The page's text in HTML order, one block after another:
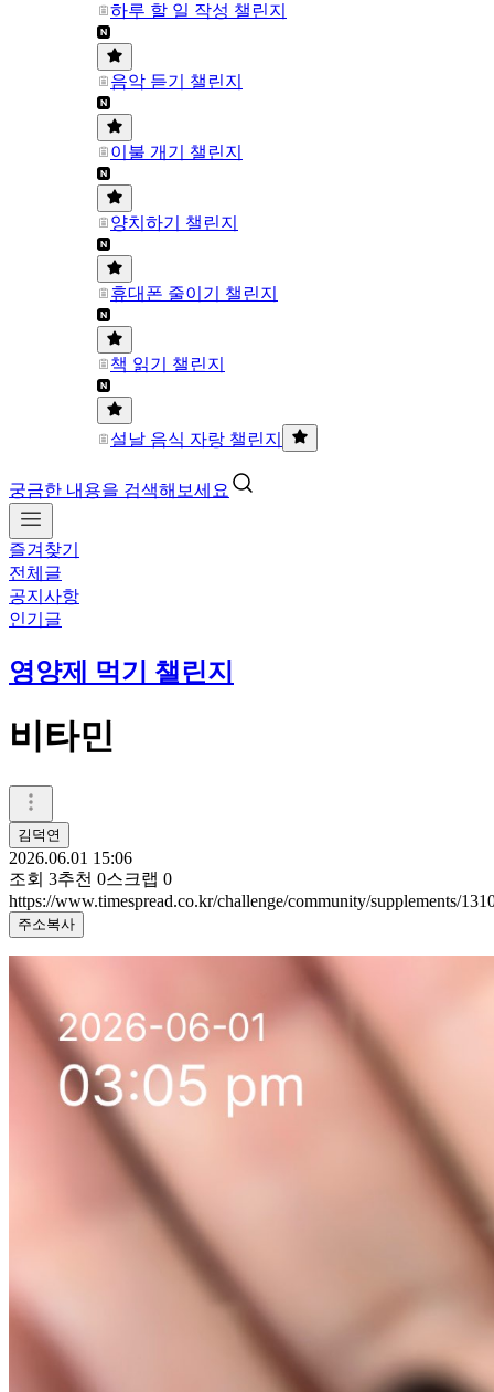
하루 할 일 작성 챌린지
음악 듣기 챌린지
이불 개기 챌린지
양치하기 챌린지
휴대폰 줄이기 챌린지
책 읽기 챌린지
설날 음식 자랑 챌린지
궁금한 내용을 검색해보세요
즐겨찾기
전체글
공지사항
인기글
영양제 먹기 챌린지
비타민
김덕연
2026.06.01 15:06
조회 3추천 0스크랩 0
https://www.timespread.co.kr/challenge/community/supplements/
주소복사